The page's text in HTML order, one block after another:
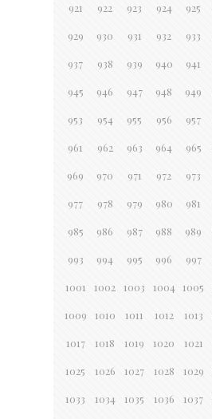
921 922 923 924 925
929 930 931 932 933
937 938 939 940 941
945 946 947 948 949
953 954 955 956 957
961 962 963 964 965
969 970 971 972 973
977 978 979 980 981
985 986 987 988 989
993 994 995 996 997
1001 1002 1003 1004 1005
1009 1010 1011 1012 1013
1017 1018 1019 1020 1021
1025 1026 1027 1028 1029
1033 1034 1035 1036 1037